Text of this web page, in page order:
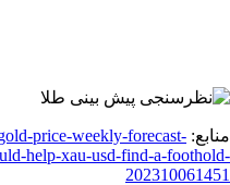
منابع: price-weekly-forecast-
help-xau-usd-find-a-foothold-
202310061451